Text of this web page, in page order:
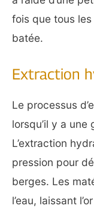
fois que tous
batée.
Extraction
Le processus
lorsqu’il y a une
L’extraction
pression pour
berges. Les
l’eau, laissant